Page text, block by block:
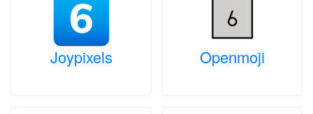
Joypixels Openmoji